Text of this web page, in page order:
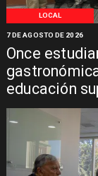
LOCAL
Once
educación
7 DE AGOSTO DE 2026